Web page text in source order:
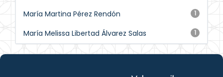
1
María Martina Pérez Rendón
1
María Melissa Libertad Álvarez Salas